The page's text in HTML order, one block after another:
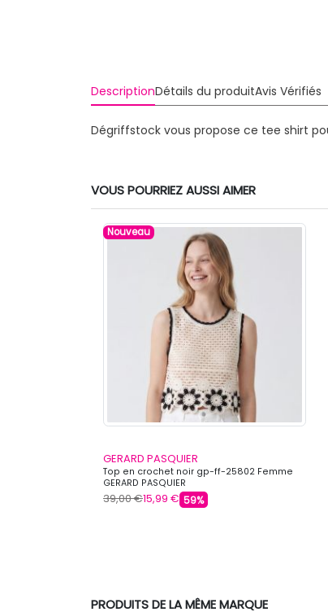
DescriptionDétails du produitAvis Vérifiés
Dégriffstock vous propose ce tee shirt
VOUS POURRIEZ AUSSI AIMER
Nouveau
GERARD PASQUIER
Top en crochet noir gp-ff-25802 Femme
GERARD PASQUIER
39,00 €15,99 € 59%
PRODUITS DE LA MÊME MARQUE